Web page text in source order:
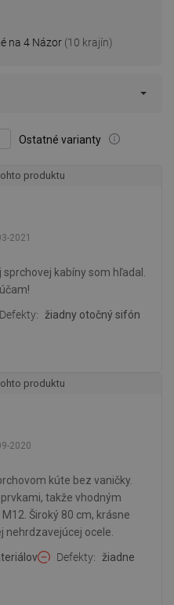
na 4 Názor (10 krajín)
Ostatné varianty
produktu
2021
kabíny som hľadal.
Defekty žiadny otočný sifón
produktu
2020
kúte bez vaničky.
takže vhodným
Široký 80 cm, krásne
nehrdzavejúcej ocele.
Defekty žiadne